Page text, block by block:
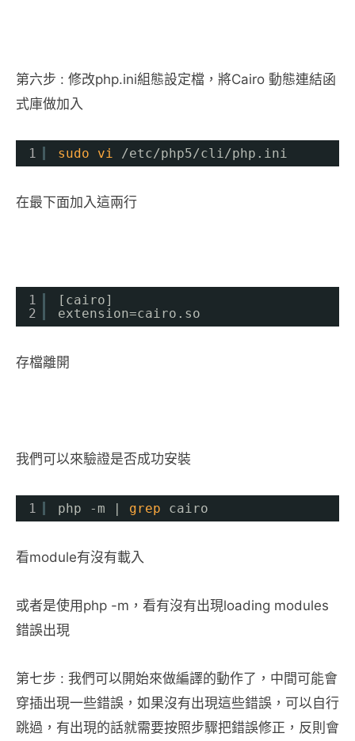
第六步 : 修改php.ini組態設定檔，將Cairo 動態連結函
式庫做加入
1 sudo vi /etc/php5/cli/php .ini
在最下面加入這兩行
1
2
[cairo]
extension=cairo.so
存檔離開
我們可以來驗證是否成功安裝
1 php -m | grep cairo
看module有沒有載入
或者是使用php -m，看有沒有出現loading modules
錯誤出現
第七步 : 我們可以開始來做編譯的動作了，中間可能會
穿插出現一些錯誤，如果沒有出現這些錯誤，可以自行
跳過，有出現的話就需要按照步驟把錯誤修正，反則會